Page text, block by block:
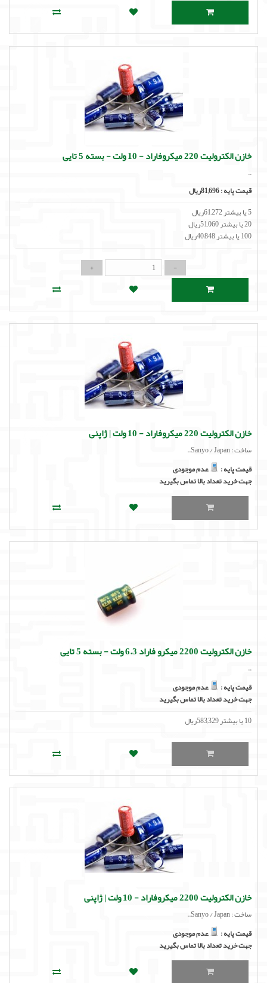
خازن الکترولیت 220 میکروفاراد - 10 ولت - بسته 5 تایی
..
قیمت پایه :81,696ریال
5 یا بیشتر 61,272ریال
20 یا بیشتر 51,060ریال
100 یا بیشتر 40,848ریال
خازن الکترولیت 220 میکروفاراد - 10 ولت | ژاپنی
ساخت : Sanyo / Japan..
قیمت پایه :
عدم موجودی
جهت خرید تعداد بالا تماس بگیرید
خازن الکترولیت 2200 میکرو فاراد 6.3 ولت - بسته 5 تایی
..
قیمت پایه :
عدم موجودی
جهت خرید تعداد بالا تماس بگیرید
10 یا بیشتر 583,329ریال
خازن الکترولیت 2200 میکروفاراد - 10 ولت | ژاپنی
ساخت : Sanyo / Japan..
قیمت پایه :
عدم موجودی
جهت خرید تعداد بالا تماس بگیرید